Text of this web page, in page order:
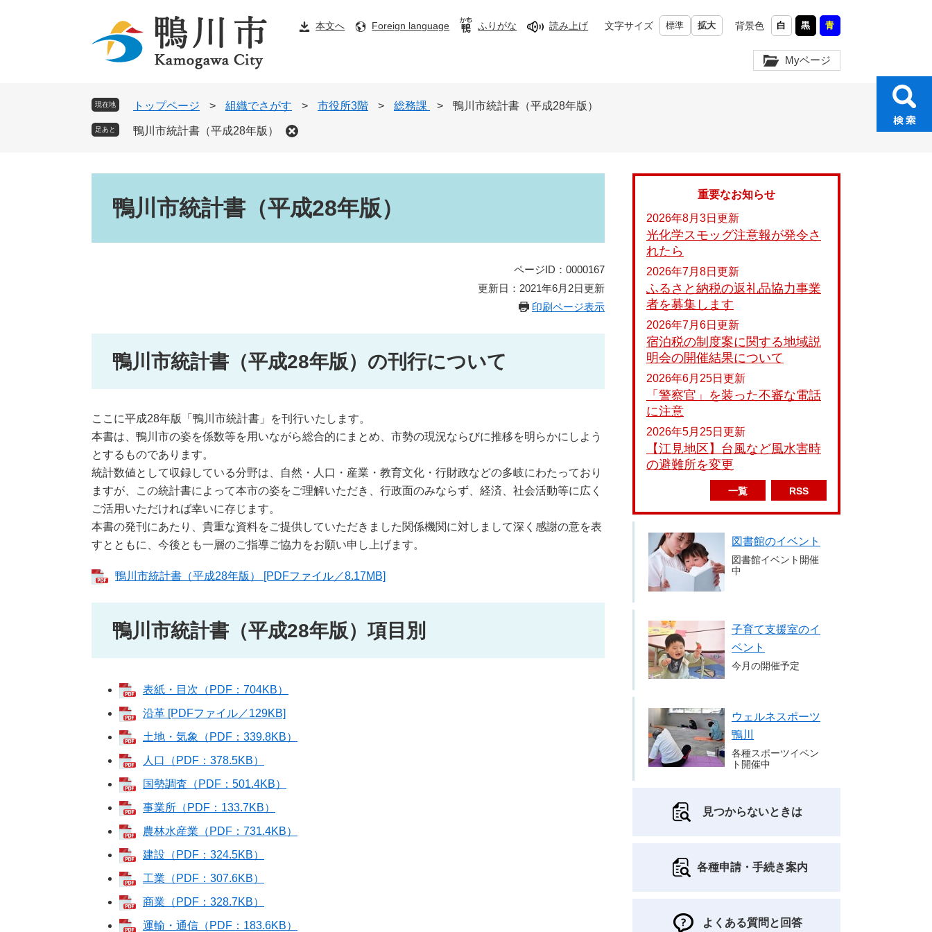
本文へ Foreign language ふりがな 読み上げ 文字サイズ 標準 拡大 背景色 白 黒 青
Myページ
現在地 トップページ > 組織でさがす > 市役所3階 > 総務課 > 鴨川市統計書（平成28年版）
足あと 鴨川市統計書（平成28年版）
鴨川市統計書（平成28年版）
ページID：0000167
更新日：2021年6月2日更新
印刷ページ表示
鴨川市統計書（平成28年版）の刊行について
ここに平成28年版「鴨川市統計書」を刊行いたします。
本書は、鴨川市の姿を係数等を用いながら総合的にまとめ、市勢の現況ならびに推移を明らかにしよう
とするものであります。
統計数値として収録している分野は、自然・人口・産業・教育文化・行財政などの多岐にわたっており
ますが、この統計書によって本市の姿をご理解いただき、行政面のみならず、経済、社会活動等に広く
ご活用いただければ幸いに存じます。
本書の発刊にあたり、貴重な資料をご提供していただきました関係機関に対しまして深く感謝の意を表
すとともに、今後とも一層のご指導ご協力をお願い申し上げます。
鴨川市統計書（平成28年版） [PDFファイル／8.17MB]
鴨川市統計書（平成28年版）項目別
表紙・目次（PDF：704KB）
沿革 [PDFファイル／129KB]
土地・気象（PDF：339.8KB）
人口（PDF：378.5KB）
国勢調査（PDF：501.4KB）
事業所（PDF：133.7KB）
農林水産業（PDF：731.4KB）
建設（PDF：324.5KB）
工業（PDF：307.6KB）
商業（PDF：328.7KB）
運輸・通信（PDF：183.6KB）
重要なお知らせ
2026年8月3日更新
光化学スモッグ注意報が発令さ
れたら
2026年7月8日更新
ふるさと納税の返礼品協力事業
者を募集します
2026年7月6日更新
宿泊税の制度案に関する地域説
明会の開催結果について
2026年6月25日更新
「警察官」を装った不審な電話
に注意
2026年5月25日更新
【江見地区】台風など風水害時
の避難所を変更
一覧 RSS
図書館のイベント
図書館イベント開催
中
子育て支援室のイ
ベント
今月の開催予定
ウェルネスポーツ
鴨川
各種スポーツイベン
ト開催中
見つからないときは
各種申請・手続き案内
よくある質問と回答